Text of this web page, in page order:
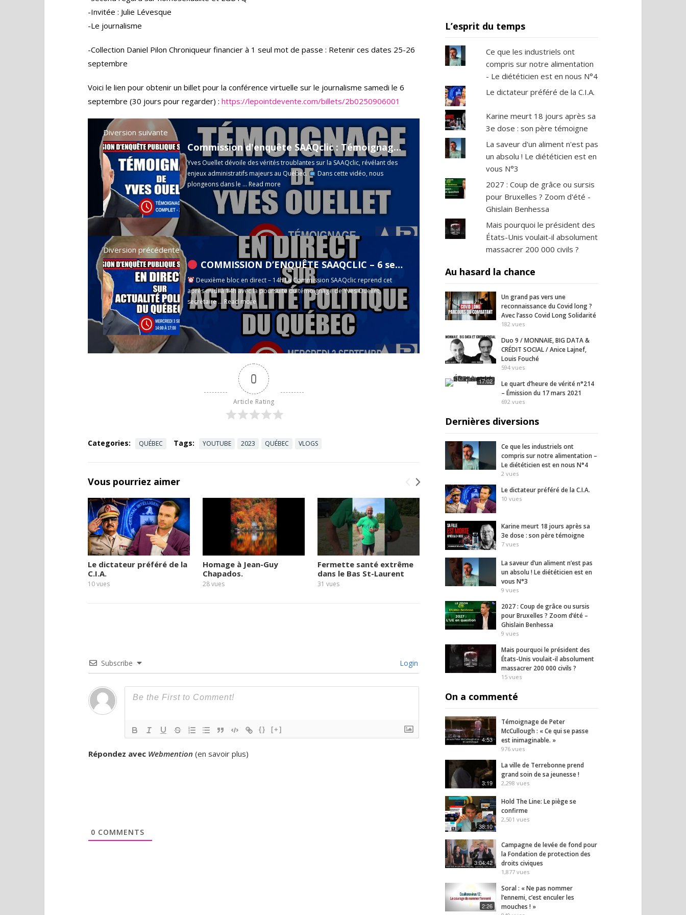
-Invitée : Julie Lévesque
-Le journalisme
-Collection Daniel Pilon Chroniqueur financier à 1 seul mot de passe : Retenir ces dates 25-26
septembre
Voici le lien pour obtenir un billet pour la conférence virtuelle sur le journalisme samedi le 6
septembre (30 jours pour regarder) : https://lepointdevente.com/billets/2b0250906001
Diversion suivante
Commission d'enquête SAAQclic : Témoignage d'Yves Ouellet
Yves Ouellet dévoile des vérités troublantes sur la SAAQclic, révélant des
enjeux administratifs majeurs au Québec.
Dans cette vidéo, nous
plongeons dans le ... Read more
Diversion précédente
COMMISSION D’ENQUÊTE SAAQCLIC – 6 septembre 2025 (session du midi)
Deuxième bloc en direct – 14h La Commission SAAQclic reprend cet
après-midi à 14h avec la poursuite du témoignage de Yves Ouellet,
secrétaire ... Read more
0
Article Rating
Categories: QUÉBEC Tags: YOUTUBE 2023 QUÉBEC VLOGS
Vous pourriez aimer
Le dictateur préféré de la
C.I.A.
10vues
Homage à Jean-Guy
Chapados.
28vues
Fermette santé extrême
dans le Bas St-Laurent
31 vues
Quand un arbre à plus de
droits…
vues
Le vieil homme au bout du
quai
Subscribe Login
{} [+]
Répondez avec Webmention (en savoir plus)
0 COMMENTS
L’esprit du temps
Ce que les industriels ont
compris sur notre alimentation
- Le diététicien est en nous N°4
Le dictateur préféré de la C.I.A.
Karine meurt 18 jours après sa
3e dose : son père témoigne
La saveur d'un aliment n'est pas
un absolu ! Le diététicien est en
vous N°3
2027 : Coup de grâce ou sursis
pour Bruxelles ? Zoom d'été -
Ghislain Benhessa
Mais pourquoi le président des
États-Unis voulait-il absolument
massacrer 200 000 civils ?
Au hasard la chance
Un grand pas vers une
reconnaissance du Covid long ?
Avec l’asso Covid Long Solidarité
182 vues
Duo 9 / MONNAIE, BIG DATA &
CRÉDIT SOCIAL / Anice Lajnef,
Louis Fouché
594 vues
17:02
Le quart d’heure de vérité n°214
– Émission du 17 mars 2021
692 vues
Dernières diversions
Ce que les industriels ont
compris sur notre alimentation –
Le diététicien est en nous N°4
2 vues
Le dictateur préféré de la C.I.A.
10 vues
Karine meurt 18 jours après sa
3e dose : son père témoigne
7 vues
La saveur d’un aliment n’est pas
un absolu ! Le diététicien est en
vous N°3
9 vues
2027 : Coup de grâce ou sursis
pour Bruxelles ? Zoom d’été –
Ghislain Benhessa
9 vues
Mais pourquoi le président des
États-Unis voulait-il absolument
massacrer 200 000 civils ?
15 vues
On a commenté
4:53
Témoignage de Peter
McCullough : « Ce qui se passe
est inimaginable. »
976 vues
3:19
La ville de Terrebonne prend
grand soin de sa jeunesse !
2,298 vues
38:10
Hold The Line: Le piège se
confirme
2,501 vues
3:04:42
Campagne de levée de fond pour
la Fondation de protection des
droits civiques
1,877 vues
2:26
Soral : « Ne pas nommer
l’ennemi, c’est enculer les
mouches ! »